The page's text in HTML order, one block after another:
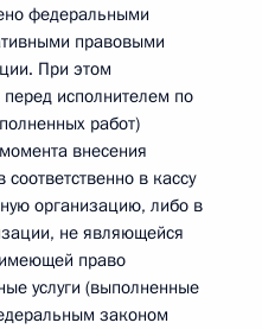
федеральными
правовыми
При этом
перед исполнителем по
работ)
внесения
в кассу
организацию, либо в
не являющейся
право
услуги (выполненные
законом